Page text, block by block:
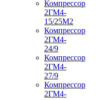
Компрессор
2ГМ4-
15/25М2
Компрессор
2ГМ4-
24/9
Компрессор
2ГМ4-
27/9
Компрессор
2ГМ4-